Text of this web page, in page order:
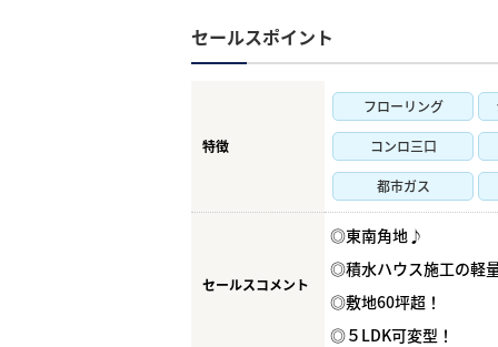
セールスポイント
特徴
フローリング
コンロ三口
都市ガス
セールスコメント
◎東南角地♪
◎積水ハウス施工の軽
◎敷地60坪超！
◎５LDK可変型！